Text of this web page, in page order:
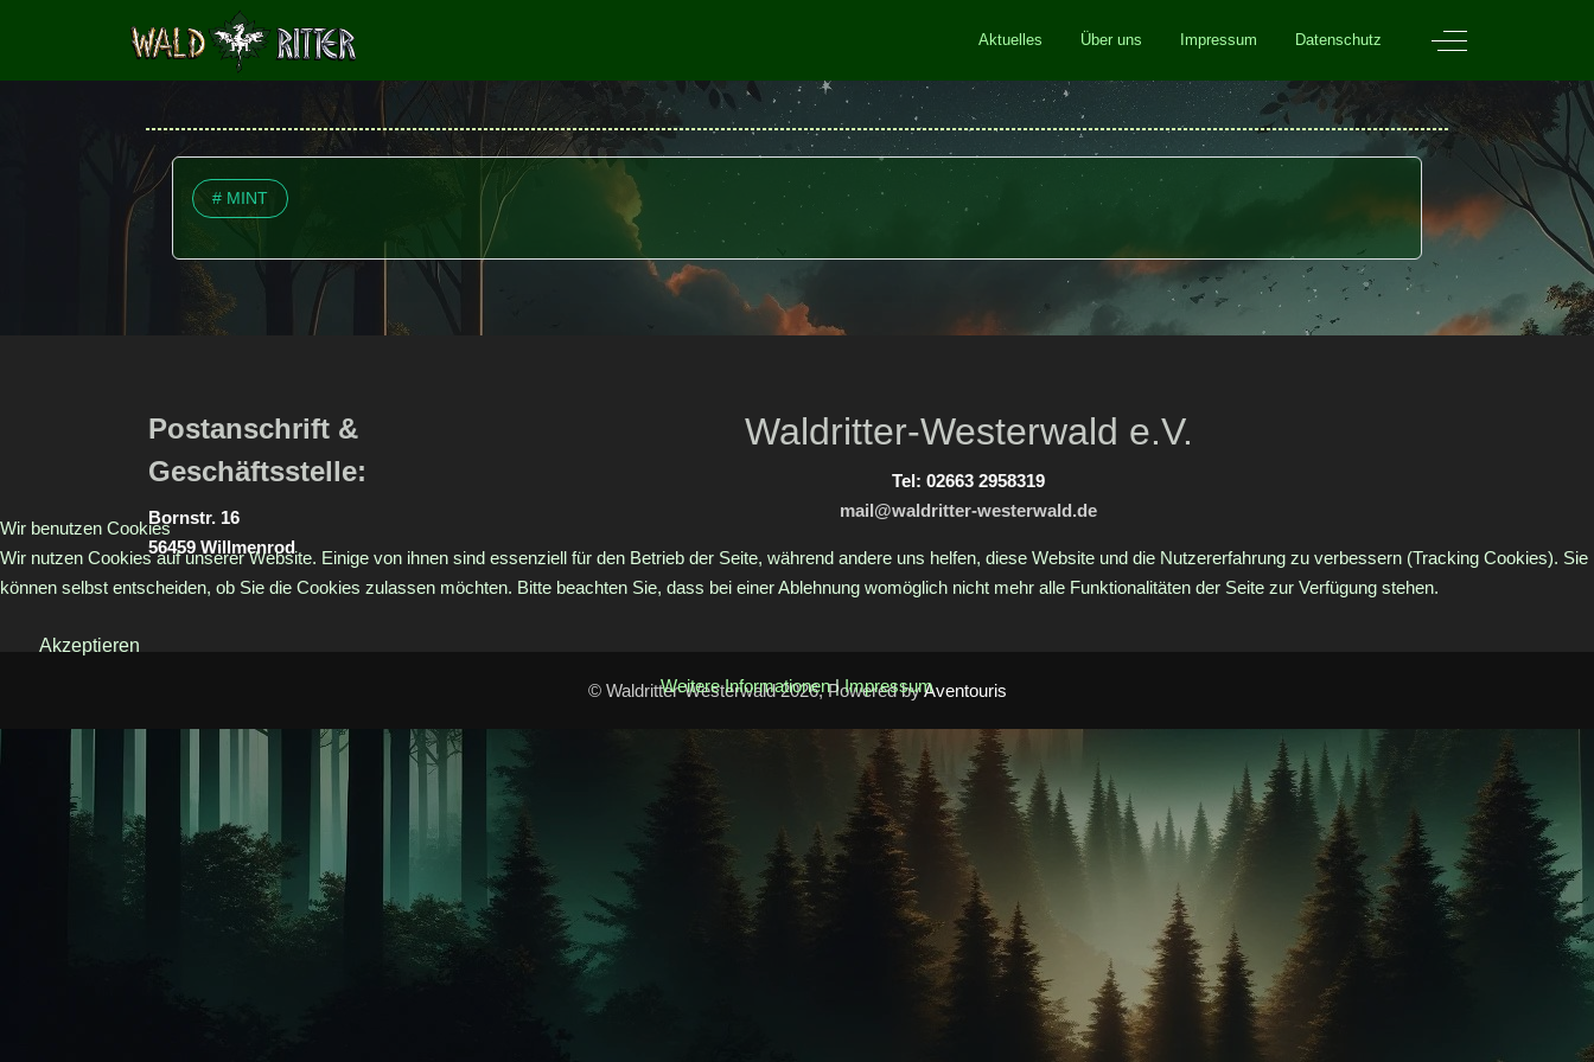
Aktuelles Über uns Impressum Datenschutz Off-Canvas Toggle
# MINT
Postanschrift &
Geschäftsstelle:
Bornstr. 16
56459 Willmenrod
Waldritter-Westerwald e.V.
Tel: 02663 2958319
mail@waldritter-westerwald.de
© Waldritter-Westerwald 2026, Powered byAventouris
Wir benutzen Cookies
Wir nutzen Cookies auf unserer Website. Einige von ihnen sind essenziell für den Betrieb der Seite, während andere uns helfen, diese Website und die Nutzererfahrung zu verbessern (Tracking Cookies). Sie
können selbst entscheiden, ob Sie die Cookies zulassen möchten. Bitte beachten Sie, dass bei einer Ablehnung womöglich nicht mehr alle Funktionalitäten der Seite zur Verfügung stehen.
Akzeptieren
Weitere Informationen|Impressum